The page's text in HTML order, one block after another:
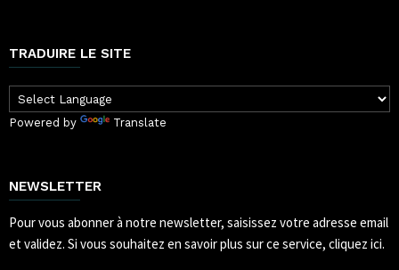
TRADUIRE LE SITE
Powered by Translate
NEWSLETTER
Pour vous abonner à notre newsletter, saisissez votre adresse email
et validez. Si vous souhaitez en savoir plus sur ce service, cliquez ici.